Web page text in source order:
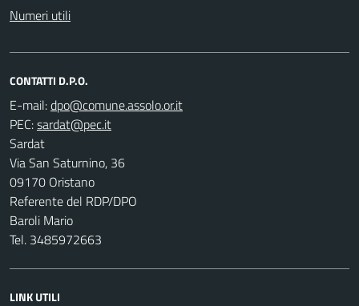
Numeri utili
CONTATTI D.P.O.
E-mail:
PEC:
Sardat
Via San Saturnino, 36
09170 Oristano
Referente del RDP/DPO
Baroli Mario
Tel. 3485972663
LINK UTILI